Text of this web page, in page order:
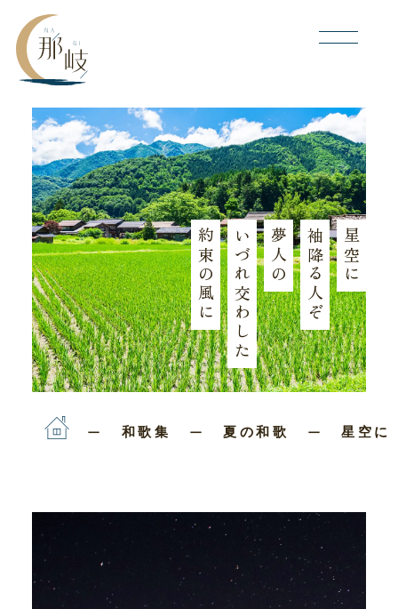
星空に
袖降る人ぞ
夢人の
いづれ交わした
約束の風に
和歌集 夏の和歌 星空に